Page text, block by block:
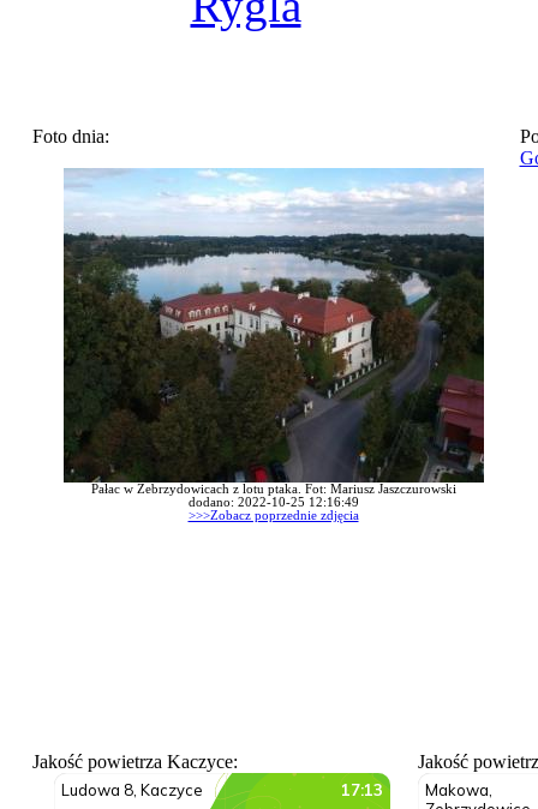
Foto dnia:
Pałac w Zebrzydowicach z lotu ptaka. Fot: Mariusz Jaszczurowski
dodano: 2022-10-25 12:16:49
>>>Zobacz poprzednie zdjęcia
Jakość powietrza Kaczyce: Jakość